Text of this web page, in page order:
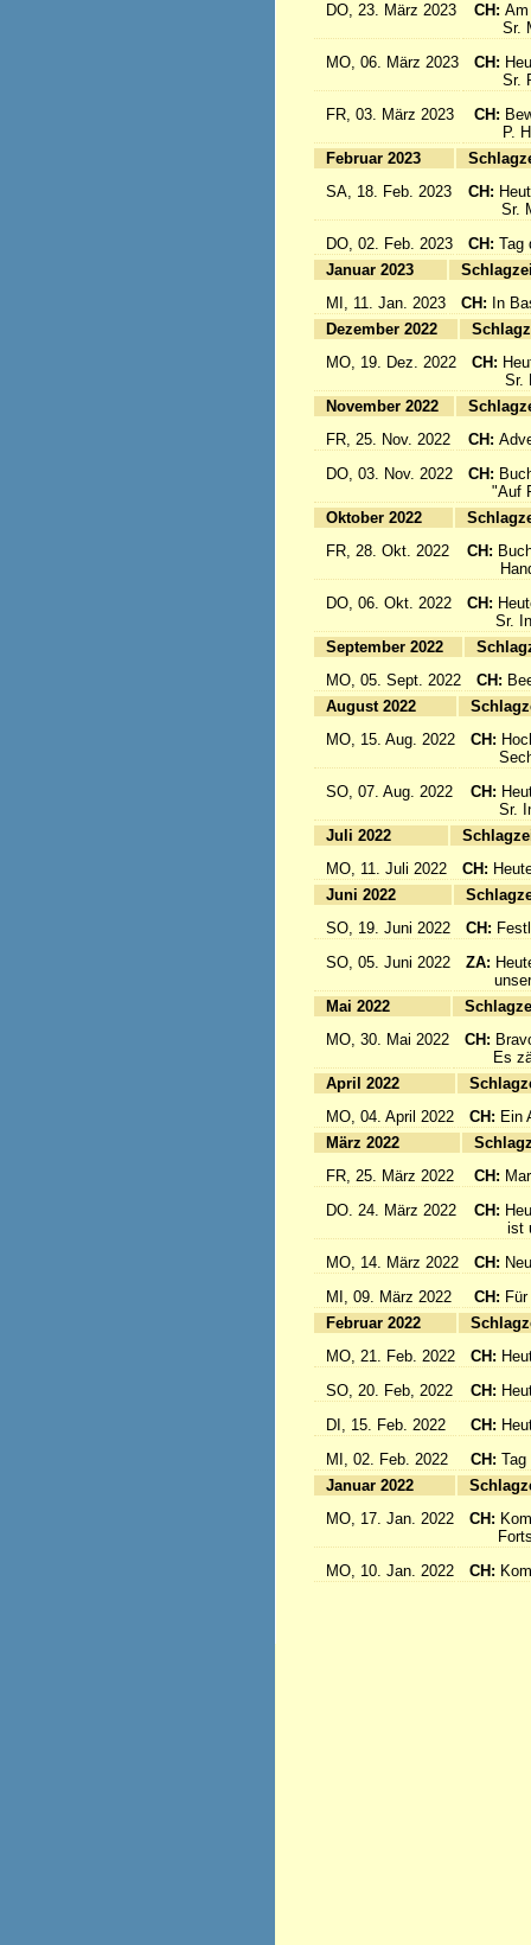
DO, 23. März 2023
CH:
Sr.
MO, 06. März 2023
CH:
Sr.
FR, 03. März 2023
CH:
P.
Februar 2023
SA, 18. Feb. 2023
CH:
Sr.
DO, 02. Feb. 2023
CH: Tag
Januar 2023
MI, 11. Jan. 2023
CH: In
Dezember 2022
MO, 19. Dez. 2022
CH:
Sr.
November 2022
FR, 25. Nov. 2022
CH:
DO, 03. Nov. 2022
CH:
"Auf
Oktober 2022
FR, 28. Okt. 2022
CH:
DO, 06. Okt. 2022
CH:
Sr.
September 2022
MO, 05. Sept. 2022
CH:
August 2022
MO, 15. Aug. 2022
CH:
SO, 07. Aug. 2022
CH:
Sr.
Juli 2022
MO, 11. Juli 2022
CH:
Juni 2022
SO, 19. Juni 2022
CH:
SO, 05. Juni 2022
ZA:
Mai 2022
MO, 30. Mai 2022
CH:
Es
April 2022
MO, 04. April 2022
CH: Ein
März 2022
FR, 25. März 2022
CH:
DO. 24. März 2022
CH:
ist
MO, 14. März 2022
CH:
MI, 09. März 2022
CH:
Februar 2022
MO, 21. Feb. 2022
CH:
SO, 20. Feb, 2022
CH:
DI, 15. Feb. 2022
CH:
MI, 02. Feb. 2022
CH: Tag
Januar 2022
MO, 17. Jan. 2022
CH:
MO, 10. Jan. 2022
CH: